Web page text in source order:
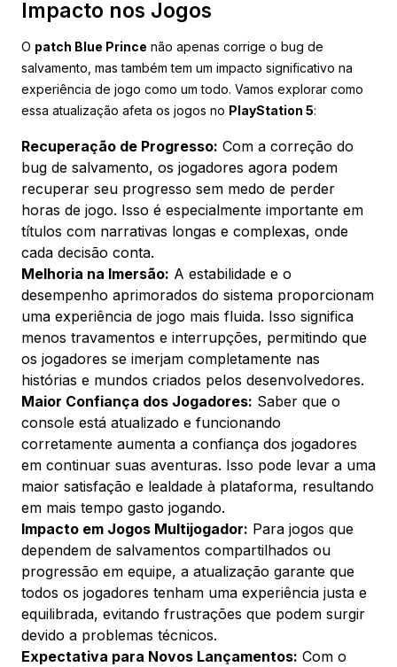
Impacto nos Jogos
O patch Blue Prince não apenas corrige o bug de
salvamento, mas também tem um impacto significativo na
experiência de jogo como um todo. Vamos explorar como
essa atualização afeta os jogos no PlayStation 5:
Recuperação de Progresso: Com a correção do
bug de salvamento, os jogadores agora podem
recuperar seu progresso sem medo de perder
horas de jogo. Isso é especialmente importante em
títulos com narrativas longas e complexas, onde
cada decisão conta.
Melhoria na Imersão: A estabilidade e o
desempenho aprimorados do sistema proporcionam
uma experiência de jogo mais fluida. Isso significa
menos travamentos e interrupções, permitindo que
os jogadores se imerjam completamente nas
histórias e mundos criados pelos desenvolvedores.
Maior Confiança dos Jogadores: Saber que o
console está atualizado e funcionando
corretamente aumenta a confiança dos jogadores
em continuar suas aventuras. Isso pode levar a uma
maior satisfação e lealdade à plataforma, resultando
em mais tempo gasto jogando.
Impacto em Jogos Multijogador: Para jogos que
dependem de salvamentos compartilhados ou
progressão em equipe, a atualização garante que
todos os jogadores tenham uma experiência justa e
equilibrada, evitando frustrações que podem surgir
devido a problemas técnicos.
Expectativa para Novos Lançamentos: Com o